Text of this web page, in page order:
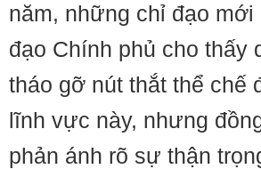
năm, những chỉ đạo mới
đạo Chính phủ cho thấy
tháo gỡ nút thắt thể chế
lĩnh vực này, nhưng
phản ánh rõ sự thận